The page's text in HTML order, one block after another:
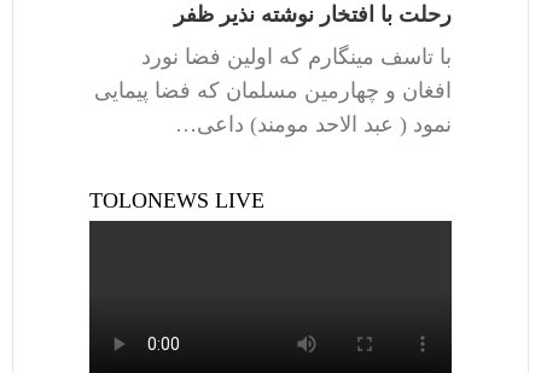
رحلت با افتخار نوشته نذیر ظفر
با تاسف مینگارم که اولین فضا نورد
افغان و چهارمین مسلمان که فضا پیمایی
نمود ( عبد الاحد مومند) داعی…
TOLONEWS LIVE